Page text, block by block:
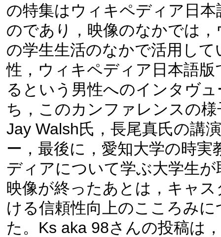
の特集はウィキペディア日
のであり，映像のなかでは
の学生生活のなかで活用し
性，ウィキペディア日本語
るという男性へのインタヴ
ち，このカンファレンスの
Jay Walsh氏，長尾真氏の講
ー，最後に，愛知大学の時
ディアについて学ぶ大学生
映像が終ったあとは，キャ
ける信頼性向上のこころみ
た。Ks aka 98さんの投稿は